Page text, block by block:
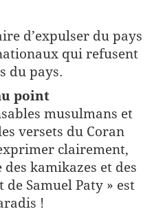
d’expulser du pays
qui refusent
du pays.
point
musulmans et
versets du Coran
clairement,
kamikazes et des
de Samuel Paty » est
!